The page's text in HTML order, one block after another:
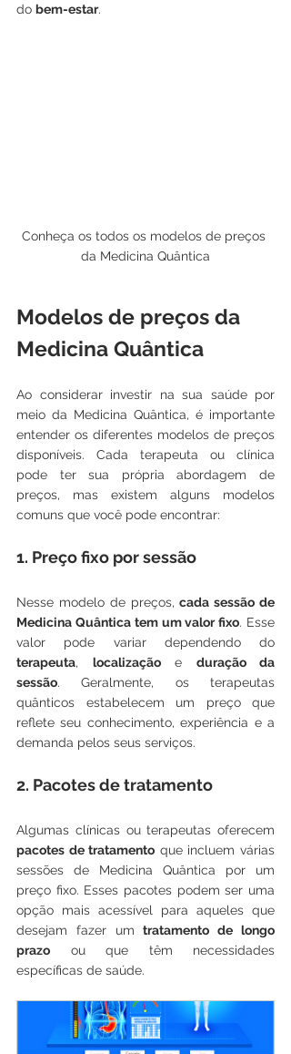
do bem-estar.
Conheça os todos os modelos de preços
da Medicina Quântica
Modelos de preços da
Medicina Quântica
Ao considerar investir na sua saúde por
meio da Medicina Quântica, é importante
entender os diferentes modelos de preços
disponíveis. Cada terapeuta ou clínica
pode ter sua própria abordagem de
preços, mas existem alguns modelos
comuns que você pode encontrar:
1. Preço fixo por sessão
Nesse modelo de preços, cada sessão de
Medicina Quântica tem um valor fixo. Esse
terapeuta, localização e duração da
sessão. Geralmente, os terapeutas
quânticos estabelecem um preço que
reflete seu conhecimento, experiência e a
demanda pelos seus serviços.
2. Pacotes de tratamento
pacotes de tratamento que incluem várias
sessões de Medicina Quântica por um
preço fixo. Esses pacotes podem ser uma
opção mais acessível para aqueles que
desejam fazer um tratamento de longo
prazo ou que têm necessidades
específicas de saúde.